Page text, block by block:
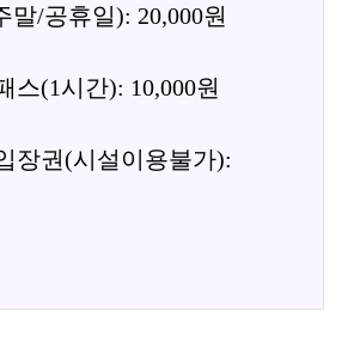
말/공휴일): 20,000원
스(1시간): 10,000원
장권(시설이용불가):